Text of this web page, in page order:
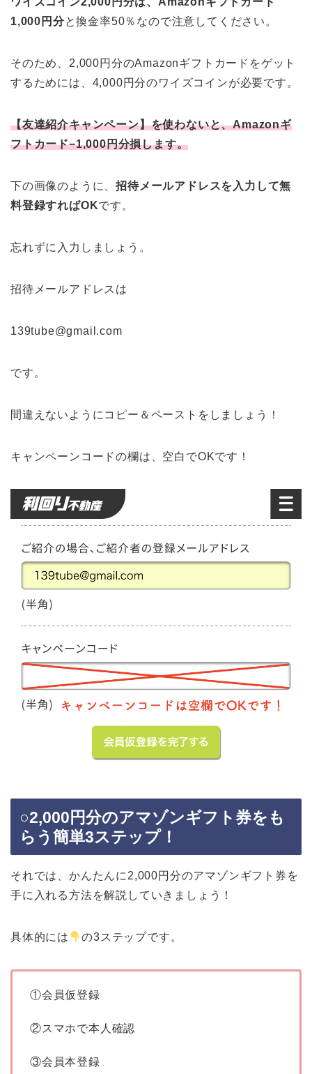
1,000円分と換金率50％なので注意してください。
そのため、2,000円分のAmazonギフトカードをゲット
するためには、4,000円分のワイズコインが必要です。
【友達紹介キャンペーン】を使わないと、Amazonギ
フトカード−1,000円分損します。
下の画像のように、招待メールアドレスを入力して無
料登録すればOKです。
忘れずに入力しましょう。
招待メールアドレスは
139tube@gmail.com
です。
間違えないようにコピー＆ペーストをしましょう！
キャンペーンコードの欄は、空白でOKです！
○2,000円分のアマゾンギフト券をも
らう簡単3ステップ！
それでは、かんたんに2,000円分のアマゾンギフト券を
手に入れる方法を解説していきましょう！
具体的には の3ステップです。
①会員仮登録
②スマホで本人確認
③会員本登録